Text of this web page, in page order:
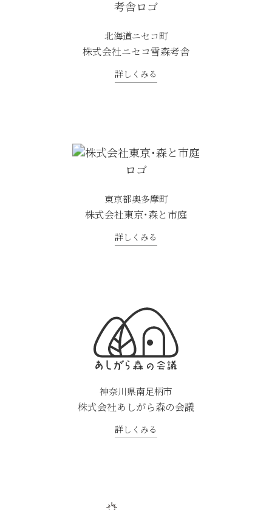
北海道ニセコ町
株式会社ニセコ雪森考舎
詳しくみる
東京都奥多摩町
株式会社東京・森と市庭
詳しくみる
神奈川県南足柄市
株式会社あしがら森の会議
詳しくみる